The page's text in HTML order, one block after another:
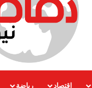
اقتصاد رياضة